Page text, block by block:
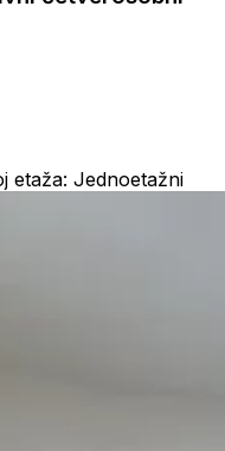
etaža: Jednoetažni